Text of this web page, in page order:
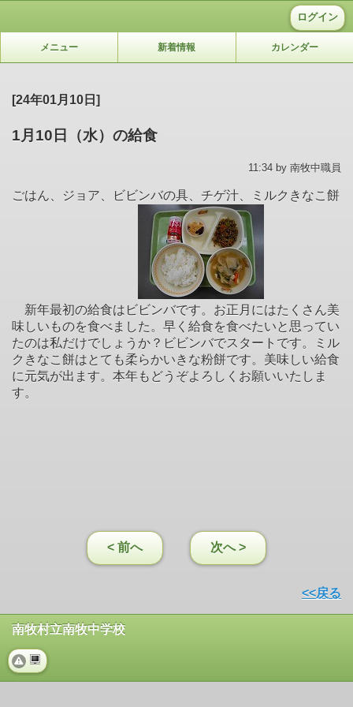
ログイン
メニュー 新着情報 カレンダー
[24年01月10日]
1月10日（水）の給食
11:34 by 南牧中職員
ごはん、ジョア、ビビンバの具、チゲ汁、ミルクきなこ餅
新年最初の給食はビビンバです。お正月にはたくさん美
味しいものを食べました。早く給食を食べたいと思ってい
たのは私だけでしょうか？ビビンバでスタートです。ミル
クきなこ餅はとても柔らかいきな粉餅です。美味しい給食
に元気が出ます。本年もどうぞよろしくお願いいたしま
す。
< 前へ 次へ >
<<戻る
南牧村立南牧中学校